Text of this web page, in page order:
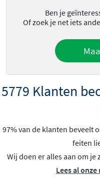
Ben je
Of zoek je net iets
5779 Klanten
97% van de klanten beveelt
feiten
Wij doen er alles aan om
Lees al